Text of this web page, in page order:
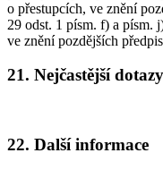
o přestupcích, ve znění
29 odst. 1 písm. f) a písm.
ve znění pozdějších
21. Nejčastější dotazy
22. Další informace